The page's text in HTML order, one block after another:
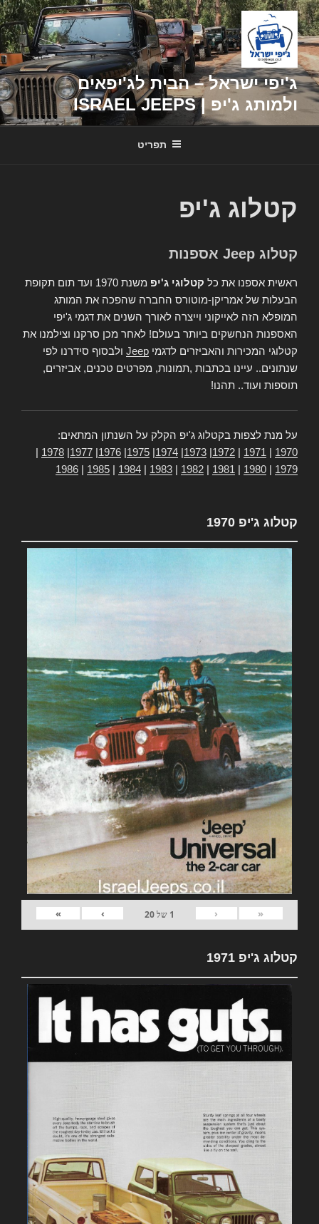
דילוג
לתוכן
ג'יפי ישראל – הבית לג'יפאים
ולמותג ג'יפ | ISRAEL JEEPS
תפריט
קטלוג ג'יפ
קטלוג Jeep אספנות
ראשית אספנו את כל קטלוגי ג'יפ
משנת 1970 ועד תום תקופת
הבעלות של אמריקן-מוטורס החברה שהפכה את המותג
המופלא הזה לאייקוני וייצרה לאורך השנים את דגמי ג'יפי
האספנות הנחשקים ביותר בעולם! לאחר מכן סרקנו וצילמנו את
קטלוגי המכירות והאביזרים לדגמי Jeep ולבסוף סידרנו לפי
שנתונים.. עיינו בכתבות ,תמונות, מפרטים טכנים, אביזרים,
תוספות ועוד.. תהנו!
על מנת לצפות בקטלוג ג'יפ הקלק על השנתון המתאים:
1970
1971
1972
1973
1974
1975
1976
1977
1978
1979
1980
1981
1982
1983
1984
1985
1986
קטלוג ג'יפ 1970
«
‹
1 של20
›
»
קטלוג ג'יפ 1971